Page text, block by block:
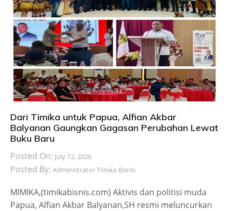
Dari Timika untuk Papua, Alfian Akbar
Balyanan Gaungkan Gagasan Perubahan Lewat
Buku Baru
Posted On: July 12, 2026
Posted By: Administrator Timika Bisnis
MIMIKA,(timikabisnis.com) Aktivis dan politisi muda
Papua, Alfian Akbar Balyanan,SH resmi meluncurkan